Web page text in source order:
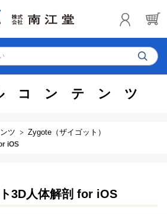
コンテンツ
ツ Zygote（ザイゴット）
iOS
3D人体解剖 for iOS